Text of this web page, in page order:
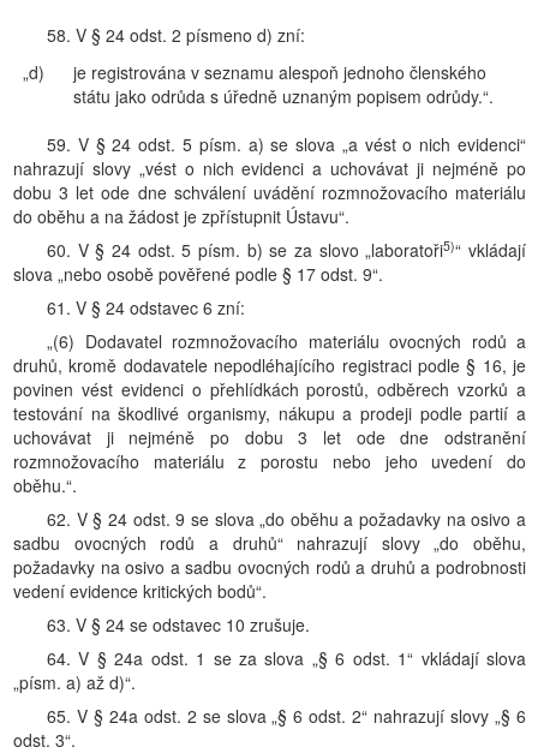
58. V § 24 odst. 2 písmeno d) zní:
„d)
je registrována v seznamu alespoň jednoho členského
státu jako odrůda s úředně uznaným popisem odrůdy.“.
59. V § 24 odst. 5 písm. a) se slova „a vést o nich evidenci“
nahrazují slovy „vést o nich evidenci a uchovávat ji nejméně po
dobu 3 let ode dne schválení uvádění rozmnožovacího materiálu
do oběhu a na žádost je zpřístupnit Ústavu“.
60. V § 24 odst. 5 písm. b) se za slovo „laboratoři5)“ vkládají
slova „nebo osobě pověřené podle § 17 odst. 9“.
61. V § 24 odstavec 6 zní:
„(6) Dodavatel rozmnožovacího materiálu ovocných rodů a
druhů, kromě dodavatele nepodléhajícího registraci podle § 16, je
povinen vést evidenci o přehlídkách porostů, odběrech vzorků a
testování na škodlivé organismy, nákupu a prodeji podle partií a
uchovávat ji nejméně po dobu 3 let ode dne odstranění
rozmnožovacího materiálu z porostu nebo jeho uvedení do
oběhu.“.
62. V § 24 odst. 9 se slova „do oběhu a požadavky na osivo a
sadbu ovocných rodů a druhů“ nahrazují slovy „do oběhu,
požadavky na osivo a sadbu ovocných rodů a druhů a podrobnosti
vedení evidence kritických bodů“.
63. V § 24 se odstavec 10 zrušuje.
64. V § 24a odst. 1 se za slova „§ 6 odst. 1“ vkládají slova
„písm. a) až d)“.
65. V § 24a odst. 2 se slova „§ 6 odst. 2“ nahrazují slovy „§ 6
odst. 3“.